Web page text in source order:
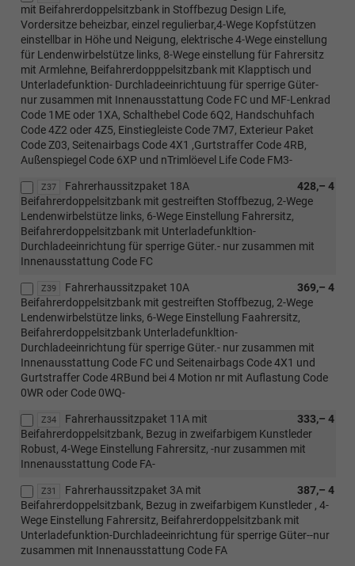
mit Beifahrerdoppelsitzbank in Stoffbezug Design Life,
Vordersitze beheizbar, einzel regulierbar,4-Wege Kopfstützen
einstellbar in Höhe und Neigung, elektrische 4-Wege einstellung
für Lendenwirbelstütze links, 8-Wege einstellung für Fahrersitz
mit Armlehne, Beifahrerdopppelsitzbank mit Klapptisch und
Unterladefunktion- Durchladeeinrichtuung für sperrige Güter-
nur zusammen mit Innenausstattung Code FC und MF-Lenkrad
Code 1ME oder 1XA, Schalthebel Code 6Q2, Handschuhfach
Code 4Z2 oder 4Z5, Einstiegleiste Code 7M7, Exterieur Paket
Code Z03, Seitenairbags Code 4X1 ,Gurtstraffer Code 4RB,
Außenspiegel Code 6XP und nTrimlöevel Life Code FM3-
Z37 428,– 4
Fahrerhaussitzpaket 18A
Beifahrerdoppelsitzbank mit gestreiften Stoffbezug, 2-Wege
Lendenwirbelstütze links, 6-Wege Einstellung Fahrersitz,
Beifahrerdoppelsitzbank mit Unterladefunkltion-
Durchladeeinrichtung für sperrige Güter.- nur zusammen mit
Innenausstattung Code FC
Z39 369,– 4
Fahrerhaussitzpaket 10A
Beifahrerdoppelsitzbank mit gestreiften Stoffbezug, 2-Wege
Lendenwirbelstütze links, 6-Wege Einstellung Faahrersitz,
Beifahrerdoppelsitzbank Unterladefunkltion-
Durchladeeinrichtung für sperrige Güter.- nur zusammen mit
Innenausstattung Code FC und Seitenairbags Code 4X1 und
Gurtstraffer Code 4RBund bei 4 Motion nr mit Auflastung Code
0WR oder Code 0WQ-
Z34 333,– 4
Fahrerhaussitzpaket 11A mit
Beifahrerdoppelsitzbank, Bezug in zweifarbigem Kunstleder
Robust, 4-Wege Einstellung Fahrersitz, -nur zusammen mit
Innenausstattung Code FA-
Z31 387,– 4
Fahrerhaussitzpaket 3A mit
Beifahrerdoppelsitzbank, Bezug in zweifarbigem Kunstleder , 4-
Wege Einstellung Fahrersitz, Beifahrerdoppelsitzbank mit
Unterladefunktion-Durchladeeinrichtung für sperrige Güter--nur
zusammen mit Innenausstattung Code FA